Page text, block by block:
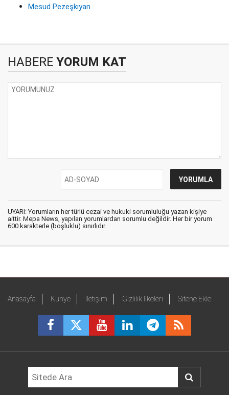
Mesud Pezeşkiyan
HABERE YORUM KAT
UYARI: Yorumların her türlü cezai ve hukuki sorumluluğu yazan kişiye
aittir. Mepa News, yapılan yorumlardan sorumlu değildir. Her bir yorum
600 karakterle (boşluklu) sınırlıdır.
Anasayfa Künye İletişim Gizlilik İlkeleri Sitene Ekle